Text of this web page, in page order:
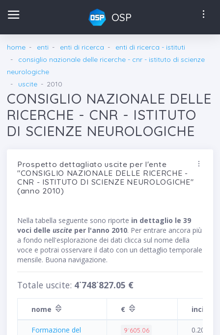
OSP
home enti enti di ricerca
enti di ricerca - istituti
consiglio nazionale delle ricerche - cnr - istituto di scienze
neurologiche
uscite
2010
CONSIGLIO NAZIONALE DELLE
RICERCHE - CNR - ISTITUTO
DI SCIENZE NEUROLOGICHE
Prospetto dettagliato uscite per l'ente
"CONSIGLIO NAZIONALE DELLE RICERCHE -
CNR - ISTITUTO DI SCIENZE NEUROLOGICHE"
(anno 2010)
Nella tabella seguente sono riporte in dettaglio le 39
voci delle uscite per l'anno 2010. Per entrare ancora più
a fondo nell'esplorazione dei dati clicca sul nome della
voce e potrai osservare il dato con un dettaglio temporale
mensile. Buona navigazione.
Totale uscite: 4˙748˙827.05 €
nome €
Formazione del
9˙605.06 0.20%